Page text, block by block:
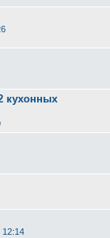
кухонных
12:14